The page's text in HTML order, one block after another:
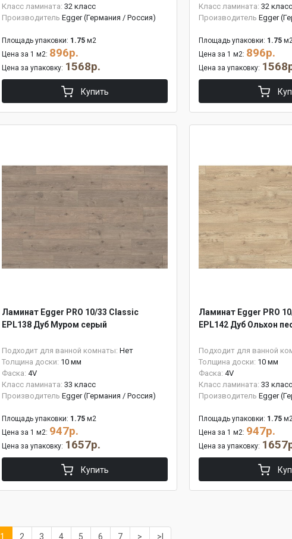
Класс ламината: 32 класс
Производитель Egger (Германия / Россия)
Площадь упаковки: 1.75 м2
Цена за 1 м2: 896р.
Цена за упаковку: 1568р.
Купить
Класс ламината: 32 класс
Производитель Egger
Площадь упаковки: 1.75
Цена за 1 м2: 896р.
Цена за упаковку:
Ламинат Egger PRO 10/33 Classic
EPL138 Дуб Муром серый
Подходит для ванной комнаты: Нет
Толщина доски: 10 мм
Фаска: 4V
Класс ламината: 33 класс
Производитель Egger (Германия / Россия)
Площадь упаковки: 1.75 м2
Цена за 1 м2: 947р.
Цена за упаковку: 1657р.
Купить
Ламинат Egger PRO
EPL142 Дуб Ольхон
Подходит для ванной
Толщина доски: 10 мм
Фаска: 4V
Класс ламината: 33 класс
Производитель Egger
Площадь упаковки: 1.75
Цена за 1 м2: 947р.
Цена за упаковку:
1 2 3 4 5 6 7 > >|